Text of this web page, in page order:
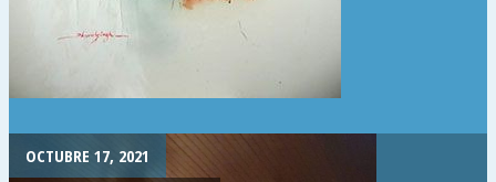
OCTUBRE 17, 2021